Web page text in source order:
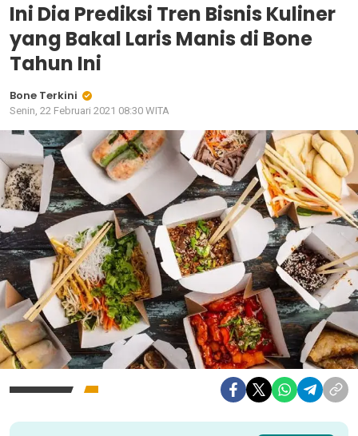
Ini Dia Prediksi Tren Bisnis Kuliner
yang Bakal Laris Manis di Bone
Tahun Ini
Bone Terkini
Senin, 22 Februari 2021 08:30 WITA